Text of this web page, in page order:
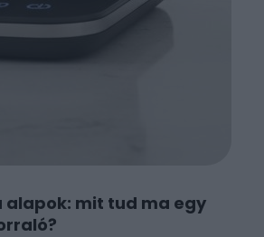
alapok: mit tud ma egy